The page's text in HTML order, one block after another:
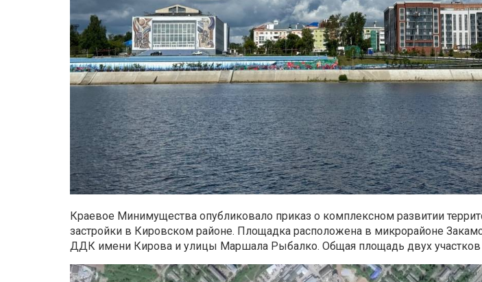
Краевое Минимущества опубликовало приказ о комплексном развитии
застройки в Кировском районе. Площадка расположена в микрорайоне
ДДК имени Кирова и улицы Маршала Рыбалко. Общая площадь двух участков